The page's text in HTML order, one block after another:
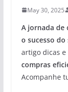
May 30, 2025
A jornada de
o sucesso
artigo dicas
compras
Acompanhe